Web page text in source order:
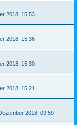
2018, 15:53
2018, 15:36
2018, 15:30
2018, 15:21
2018, 09:59